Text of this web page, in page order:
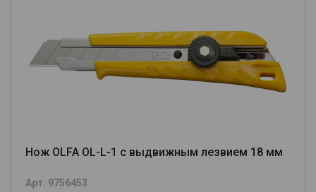
Нож OLFA OL-L-1 с выдвижным лезвием 18 мм
Арт. 9756453